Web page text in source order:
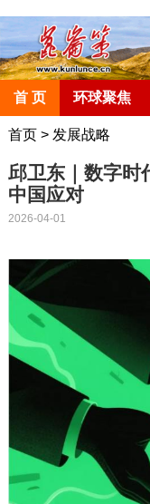
首 页 环球聚焦
首页> 发展战略
邱卫东｜数字时
中国应对
2026-04-01